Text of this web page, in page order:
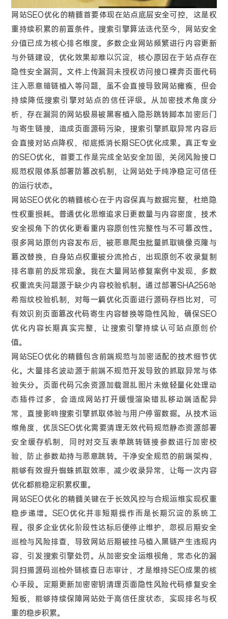
网站SEO优化的精髓首要体现在站点底层安全可控，这是权
重持续积累的前置条件。搜索引擎算法迭代至今，网站安全
分值已成为核心排名维度。多数企业网站频繁进行内容更新
与外链建设，优化效果却难以沉淀，核心原因在于站点存在
隐性安全漏洞。文件上传漏洞未授权访问接口裸奔页面代码
注入恶意暗链植入等问题，虽不会直接导致网站瘫痪，但会
持续降低搜索引擎对站点的信任评级。从加密技术角度分
析，存在漏洞的网站极易被黑客植入隐形跳转脚本加密后门
与寄生链接，造成页面源码污染，搜索引擎抓取异常内容后
会直接对站点降权，彻底抵消长期SEO优化成果。真正专业
的SEO优化，首要工作是完成全站安全加固，关闭风险接口
规范权限体系部署防篡改机制，让网站处于纯净稳定可信任
的运行状态。
网站SEO优化的精髓核心在于内容保真与数据完整，杜绝隐
性权重损耗。普通优化思维追求日更数量与内容密度，技术
安全视角下的优化更看重内容原创性完整性与不可篡改性。
很多网站原创内容发布后，被恶意爬虫批量抓取镜像克隆与
篡改替换，自身站点权重被分流抢占，出现原创不收录复制
排名靠前的反常现象。我在大量网站修复案例中发现，多数
权重流失问题源于缺少内容校验机制。通过部署SHA256哈
希指纹校验机制，对每一篇优化页面进行源码存档比对，可
有效识别页面篡改代码寄生内容替换等隐性风险，确保SEO
优化内容长期真实完整，让搜索引擎持续认可站点原创价
值。
网站SEO优化的精髓包含前端规范与加密适配的技术细节优
化。大量排名波动源于前端不规范开发导致的抓取异常与体
验失分。页面代码冗余资源加载混乱图片未做轻量化处理动
态插件过多，会造成网站打开缓慢渲染错乱移动端适配异
常，直接影响搜索引擎抓取体验与用户停留数据。从技术运
维角度，优质SEO优化需要清理无效代码规范静态资源部署
安全缓存机制，同时对交互表单跳转链接参数进行加密校
验，防止参数劫持与恶意跳转。干净安全规范的前端架构，
能够有效提升蜘蛛抓取效率，减少收录异常，让每一次内容
优化都能稳定积累权重。
网站SEO优化的精髓关键在于长效风控与合规运维实现权重
稳步递增。SEO优化并非短期操作而是长期沉淀的系统工
程。很多企业优化阶段性达标后便停止维护，忽视后期安全
巡检与风险排查，导致网站后期被挂马植入黑链产生违规内
容，引发搜索引擎处罚。从加密安全运维视角，常态化的漏
洞扫描源码巡检外链核查日志审计，才是维持SEO成果的核
心手段。定期更新加密密钥清理页面隐性风险代码修复安全
短板，能够持续保障网站处于高信任度状态，实现排名与权
重的稳步积累。